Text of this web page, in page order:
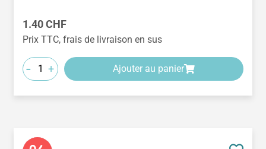
Prix régulier :
1.40 CHF
Prix TTC, frais de livraison en sus
- + Ajouter au panier